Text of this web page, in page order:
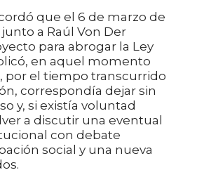
que el 6 de marzo de
a Raúl Von Der
para abrogar la Ley
en aquel momento
por el tiempo transcurrido
correspondía dejar sin
y, si existía voluntad
a discutir una eventual
con debate
social y una nueva